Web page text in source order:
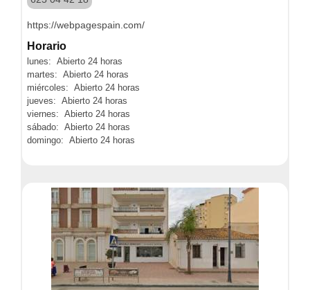
https://webpagespain.com/
Horario
lunes: Abierto 24 horas
martes: Abierto 24 horas
miércoles: Abierto 24 horas
jueves: Abierto 24 horas
viernes: Abierto 24 horas
sábado: Abierto 24 horas
domingo: Abierto 24 horas